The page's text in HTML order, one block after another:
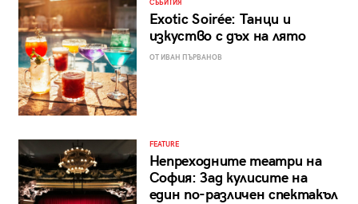
СЪБИТИЯ
Exotic Soirée: Танци и
изкуство с дъх на лято
ОТ ИВАН ПЪРВАНОВ
FEATURE
Непреходните театри на
София: Зад кулисите на
един по-различен спектакъл